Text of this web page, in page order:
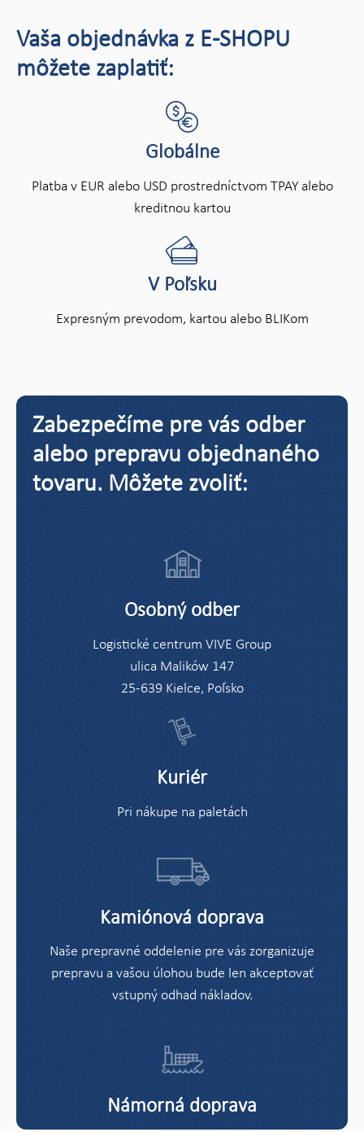
Vaša objednávka z E-SHOPU
môžete zaplatiť:
Globálne
Platba v EUR alebo USD prostredníctvom TPAY alebo
kreditnou kartou
V Poľsku
Expresným prevodom, kartou alebo BLIKom
Zabezpečíme pre vás odber
alebo prepravu objednaného
tovaru. Môžete zvoliť:
Osobný odber
Logistické centrum VIVE Group
ulica Malików 147
25-639 Kielce, Poľsko
Kuriér
Pri nákupe na paletách
Kamiónová doprava
Naše prepravné oddelenie pre vás zorganizuje
prepravu a vašou úlohou bude len akceptovať
vstupný odhad nákladov.
Námorná doprava